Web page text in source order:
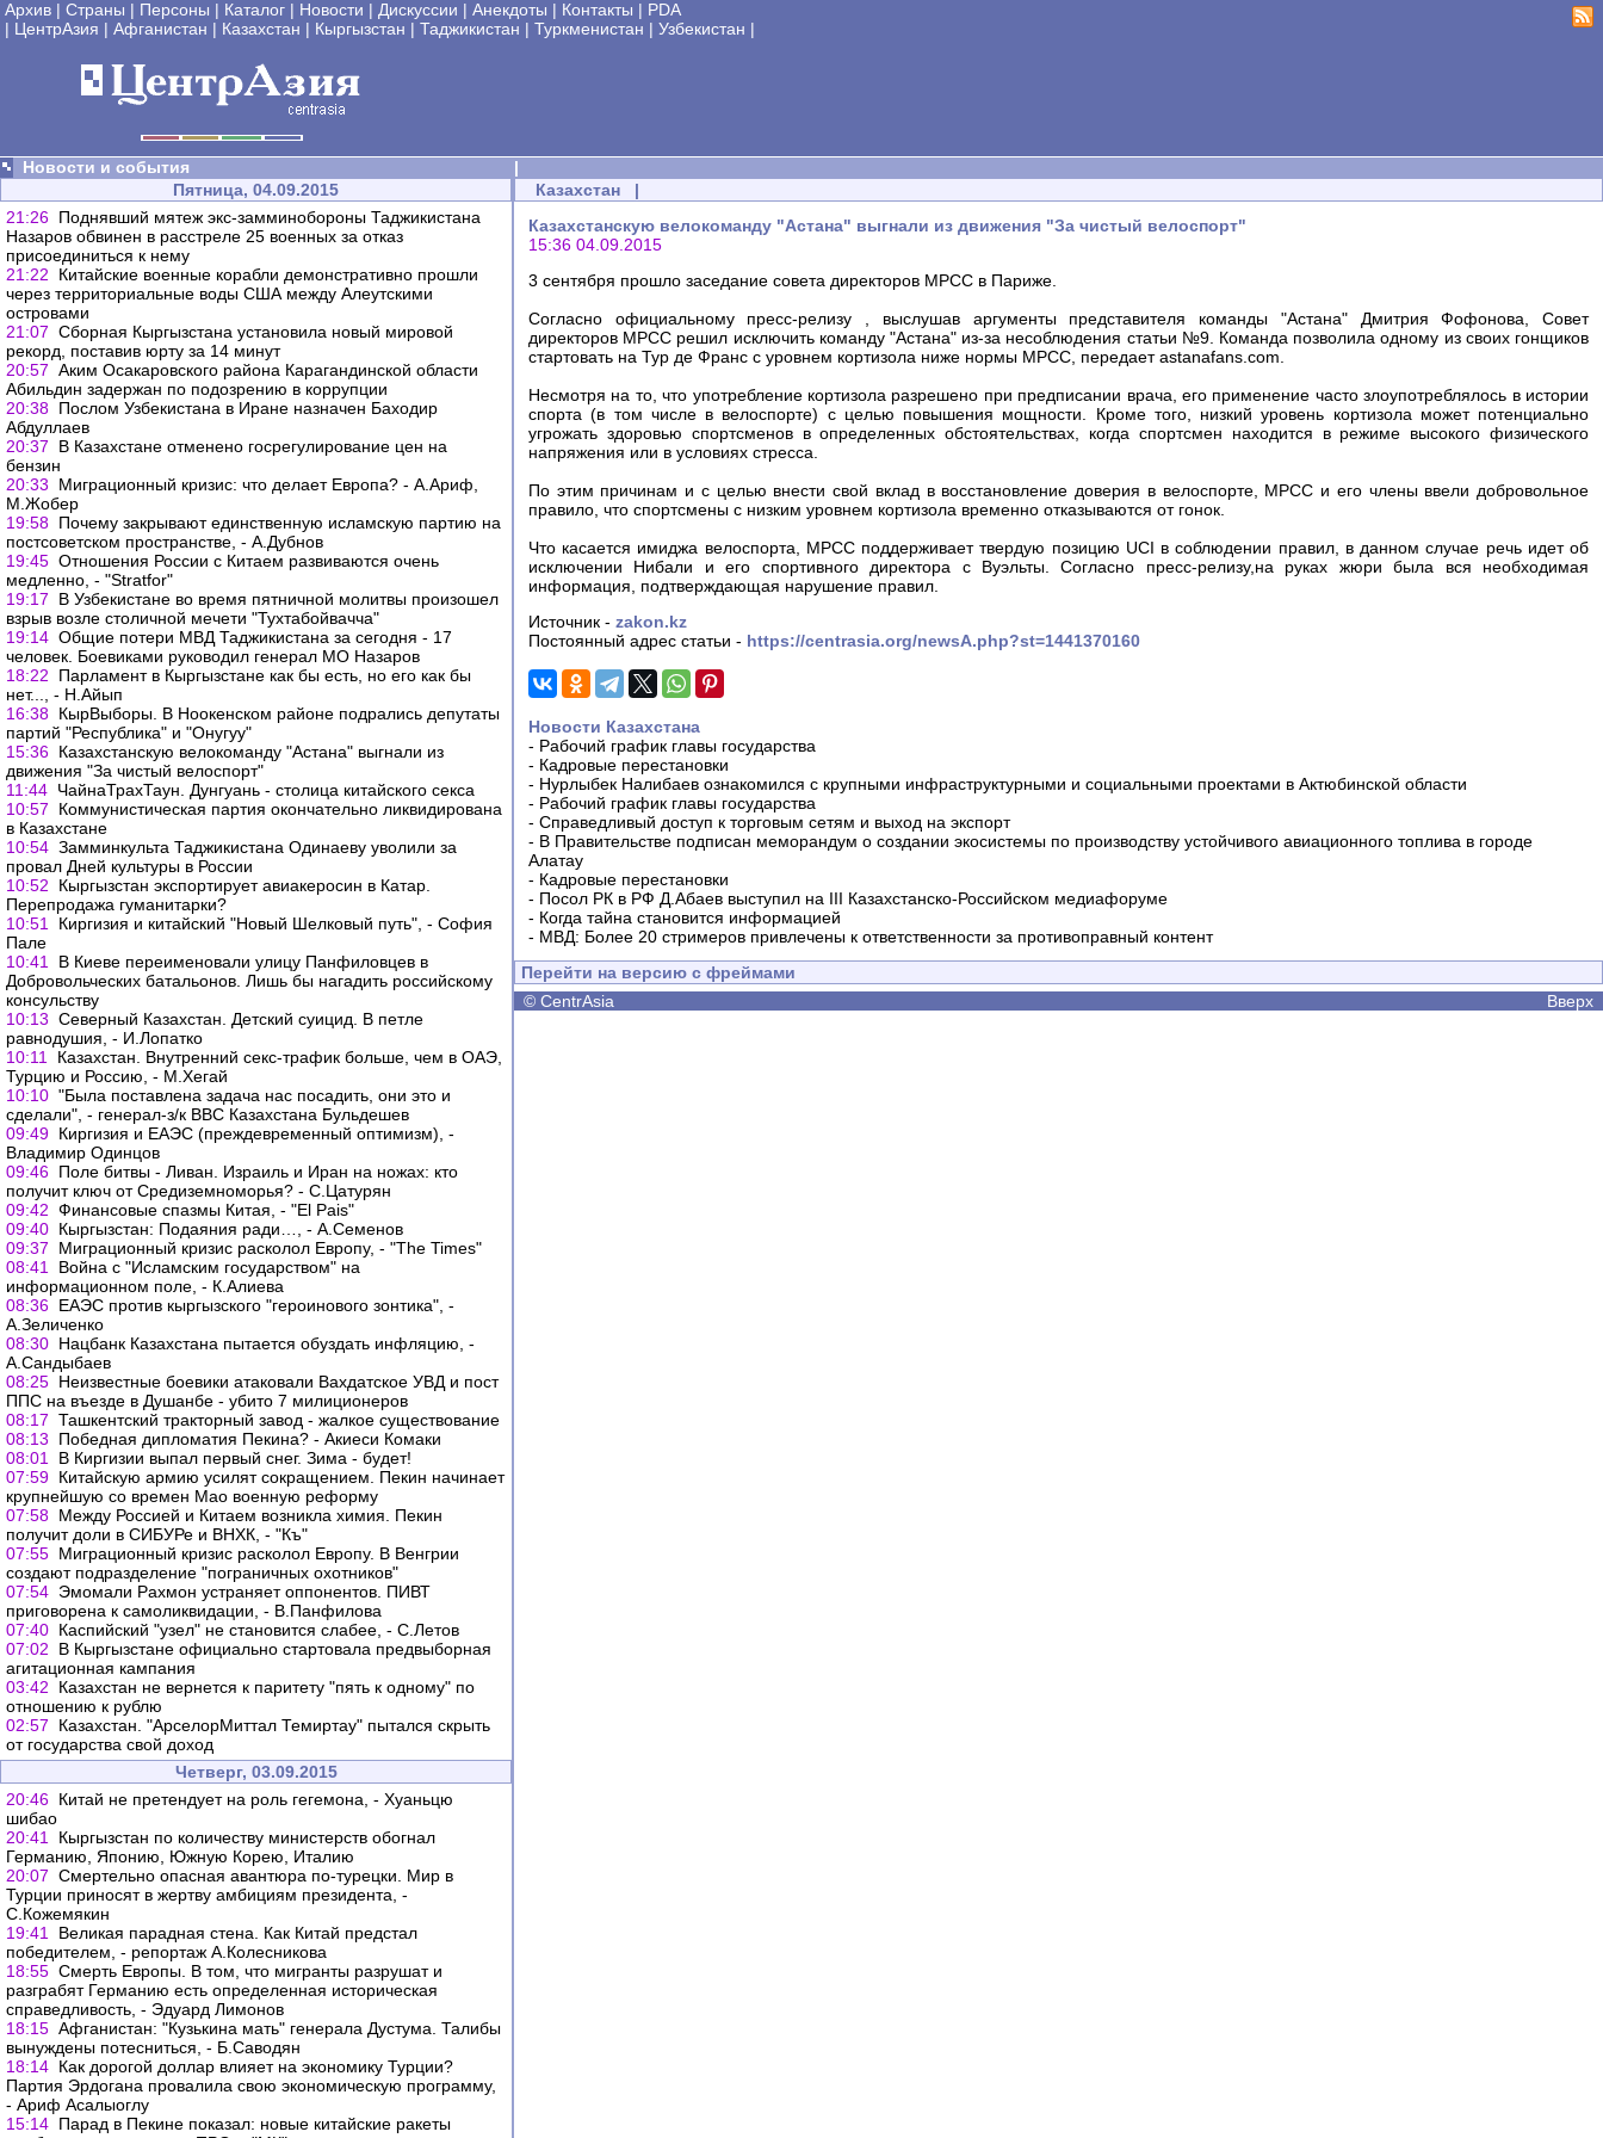
Архив | Страны | Персоны | Каталог | Новости | Дискуссии | Анекдоты | Контакты | PDA
| ЦентрАзия | Афганистан | Казахстан | Кыргызстан | Таджикистан | Туркменистан | Узбекистан |
Новости и события
|
Пятница, 04.09.2015
21:26 Поднявший мятеж экс-замминобороны Таджикистана
Назаров обвинен в расстреле 25 военных за отказ
присоединиться к нему
21:22
Китайские военные корабли демонстративно прошли
через территориальные воды США между Алеутскими
островами
21:07 Сборная Кыргызстана установила новый мировой
рекорд, поставив юрту за 14 минут
20:57 Аким Осакаровского района Карагандинской области
Абильдин задержан по подозрению в коррупции
20:38 Послом Узбекистана в Иране назначен Баходир
Абдуллаев
20:37
В Казахстане отменено госрегулирование цен на
бензин
20:33
Миграционный кризис: что делает Европа? - А.Ариф,
М.Жобер
19:58 Почему закрывают единственную исламскую партию на
постсоветском пространстве, - А.Дубнов
19:45 Отношения России с Китаем развиваются очень
медленно, - "Stratfor"
19:17
В Узбекистане во время пятничной молитвы произошел
взрыв возле столичной мечети "Тухтабойвачча"
19:14 Общие потери МВД Таджикистана за сегодня - 17
человек. Боевиками руководил генерал МО Назаров
18:22
Парламент в Кыргызстане как бы есть, но его как бы
нет..., - Н.Айып
16:38 КырВыборы. В Ноокенском районе подрались депутаты
партий "Республика" и "Онугуу"
15:36 Казахстанскую велокоманду "Астана" выгнали из
движения "За чистый велоспорт"
11:44 ЧайнаТрахТаун. Дунгуань - столица китайского секса
10:57
Коммунистическая партия окончательно ликвидирована
в Казахстане
10:54 Замминкульта Таджикистана Одинаеву уволили за
провал Дней культуры в России
10:52
Кыргызстан экспортирует авиакеросин в Катар.
Перепродажа гуманитарки?
10:51
Киргизия и китайский "Новый Шелковый путь", - София
Пале
10:41
В Киеве переименовали улицу Панфиловцев в
Добровольческих батальонов. Лишь бы нагадить российскому
консульству
10:13 Северный Казахстан. Детский суицид. В петле
равнодушия, - И.Лопатко
10:11
Казахстан. Внутренний секс-трафик больше, чем в ОАЭ,
Турцию и Россию, - М.Хегай
10:10 "Была поставлена задача нас посадить, они это и
сделали", - генерал-з/к ВВС Казахстана Бульдешев
09:49 Киргизия и ЕАЭС (преждевременный оптимизм), -
Владимир Одинцов
09:46 Поле битвы - Ливан. Израиль и Иран на ножах: кто
получит ключ от Средиземноморья? - С.Цатурян
09:42 Финансовые спазмы Китая, - "El Pais"
09:40 Кыргызстан: Подаяния ради…, - А.Семенов
09:37
Миграционный кризис расколол Европу, - "The Times"
08:41
Война с "Исламским государством" на
информационном поле, - К.Алиева
08:36 ЕАЭС против кыргызского "героинового зонтика", -
А.Зеличенко
08:30 Нацбанк Казахстана пытается обуздать инфляцию, -
А.Сандыбаев
08:25 Неизвестные боевики атаковали Вахдатское УВД и пост
ППС на въезде в Душанбе - убито 7 милиционеров
08:17 Ташкентский тракторный завод - жалкое существование
08:13
Победная дипломатия Пекина? - Акиеси Комаки
08:01
В Киргизии выпал первый снег. Зима - будет!
07:59 Китайскую армию усилят сокращением. Пекин начинает
крупнейшую со времен Мао военную реформу
07:58 Между Россией и Китаем возникла химия. Пекин
получит доли в СИБУРе и ВНХК, - "Къ"
07:55 Миграционный кризис расколол Европу. В Венгрии
создают подразделение "пограничных охотников"
07:54 Эмомали Рахмон устраняет оппонентов. ПИВТ
приговорена к самоликвидации, - В.Панфилова
07:40 Каспийский "узел" не становится слабее, - С.Летов
07:02
В Кыргызстане официально стартовала предвыборная
агитационная кампания
03:42
Казахстан не вернется к паритету "пять к одному" по
отношению к рублю
02:57
Казахстан. "АрселорМиттал Темиртау" пытался скрыть
от государства свой доход
Четверг, 03.09.2015
20:46 Китай не претендует на роль гегемона, - Хуаньцю
шибао
20:41
Кыргызстан по количеству министерств обогнал
Германию, Японию, Южную Корею, Италию
20:07 Смертельно опасная авантюра по-турецки. Мир в
Турции приносят в жертву амбициям президента, -
С.Кожемякин
19:41
Великая парадная стена. Как Китай предстал
победителем, - репортаж А.Колесникова
18:55 Смерть Европы. В том, что мигранты разрушат и
разграбят Германию есть определенная историческая
справедливость, - Эдуард Лимонов
18:15 Афганистан: "Кузькина мать" генерала Дустума. Талибы
вынуждены потесниться, - Б.Саводян
18:14 Как дорогой доллар влияет на экономику Турции?
Партия Эрдогана провалила свою экономическую программу,
- Ариф Асалыоглу
15:14 Парад в Пекине показал: новые китайские ракеты
Казахстан |
Казахстанскую велокоманду "Астана" выгнали из движения "За чистый велоспорт"
15:36 04.09.2015
3 сентября прошло заседание совета директоров МРСС в Париже.
Согласно официальному пресс-релизу , выслушав аргументы представителя команды "Астана" Дмитрия Фофонова, Совет
директоров MPCC решил исключить команду "Астана" из-за несоблюдения статьи №9. Команда позволила одному из своих гонщиков
стартовать на Тур де Франс с уровнем кортизола ниже нормы MPCC, передает astanafans.com.
Несмотря на то, что употребление кортизола разрешено при предписании врача, его применение часто злоупотреблялось в истории
спорта (в том числе в велоспорте) с целью повышения мощности. Кроме того, низкий уровень кортизола может потенциально
угрожать здоровью спортсменов в определенных обстоятельствах, когда спортсмен находится в режиме высокого физического
напряжения или в условиях стресса.
По этим причинам и с целью внести свой вклад в восстановление доверия в велоспорте, MPCC и его члены ввели добровольное
правило, что спортсмены с низким уровнем кортизола временно отказываются от гонок.
Что касается имиджа велоспорта, MPCC поддерживает твердую позицию UCI в соблюдении правил, в данном случае речь идет об
исключении Нибали и его спортивного директора с Вуэльты. Согласно пресс-релизу,на руках жюри была вся необходимая
информация, подтверждающая нарушение правил.
Источник - zakon.kz
Постоянный адрес статьи - https://centrasia.org/newsA.php?st=1441370160
Новости Казахстана
- Рабочий график главы государства
- Кадровые перестановки
- Нурлыбек Налибаев ознакомился с крупными инфраструктурными и социальными проектами в Актюбинской области
- Рабочий график главы государства
- Справедливый доступ к торговым сетям и выход на экспорт
- В Правительстве подписан меморандум о создании экосистемы по производству устойчивого авиационного топлива в городе
Алатау
- Кадровые перестановки
- Посол РК в РФ Д.Абаев выступил на III Казахстанско-Российском медиафоруме
- Когда тайна становится информацией
- МВД: Более 20 стримеров привлечены к ответственности за противоправный контент
Перейти на версию с фреймами
© CentrAsia Вверх